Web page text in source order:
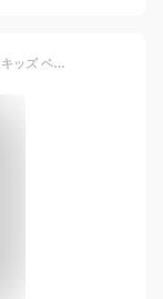
【 SALE 26%OFF】 総柄フリル ワンピース| キッズ ベビー 子供 子供服 キッズ服 女の子 春 春服 春物 夏 ワンピース ワンピ キッズワンピ キッズワンピース スカート 保育園 フリル 総柄 花柄 ロングワンピ 綿 コットン 半袖 半袖ワンピ 半袖ワンピース ポケット 242137001